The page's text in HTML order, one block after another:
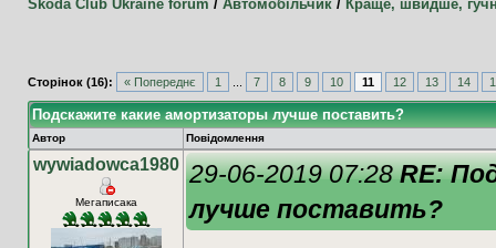
Skoda Club Ukraine forum / Автомобільчик/ Краще, швидше,
Сторінок (16): « Попереднє 1 7 8 9 10 11 12 13 14
Подскажите какие амортизаторы лучше поставить?
Автор Повідомлення
wywiadowca1980
Мегаписака
29-06-2019 07:28RE:
лучше поставить?